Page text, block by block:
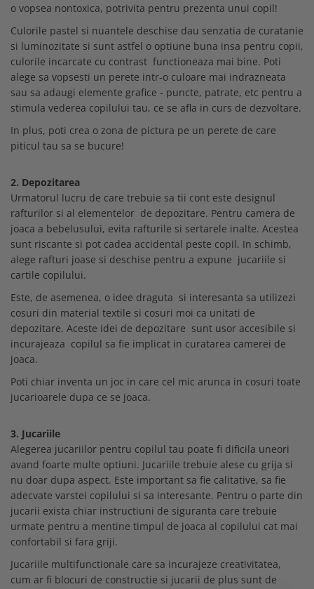
o vopsea nontoxica, potrivita pentru prezenta unui copil!
Culorile pastel si nuantele deschise dau senzatia de curatanie
si luminozitate si sunt astfel o optiune buna insa pentru copii,
culorile incarcate cu contrast functioneaza mai bine. Poti
alege sa vopsesti un perete intr-o culoare mai indrazneata
sau sa adaugi elemente grafice - puncte, patrate, etc pentru a
stimula vederea copilului tau, ce se afla in curs de dezvoltare.
In plus, poti crea o zona de pictura pe un perete de care
piticul tau sa se bucure!
2. Depozitarea
Urmatorul lucru de care trebuie sa tii cont este designul
rafturilor si al elementelor de depozitare. Pentru camera de
joaca a bebelusului, evita rafturile si sertarele inalte. Acestea
sunt riscante si pot cadea accidental peste copil. In schimb,
alege rafturi joase si deschise pentru a expune jucariile si
cartile copilului.
Este, de asemenea, o idee draguta si interesanta sa utilizezi
cosuri din material textile si cosuri moi ca unitati de
depozitare. Aceste idei de depozitare sunt usor accesibile si
incurajeaza copilul sa fie implicat in curatarea camerei de
joaca.
Poti chiar inventa un joc in care cel mic arunca in cosuri toate
jucarioarele dupa ce se joaca.
3. Jucariile
Alegerea jucariilor pentru copilul tau poate fi dificila uneori
avand foarte multe optiuni. Jucariile trebuie alese cu grija si
nu doar dupa aspect. Este important sa fie calitative, sa fie
adecvate varstei copilului si sa interesante. Pentru o parte din
jucarii exista chiar instructiuni de siguranta care trebuie
urmate pentru a mentine timpul de joaca al copilului cat mai
confortabil si fara griji.
Jucariile multifunctionale care sa incurajeze creativitatea,
cum ar fi blocuri de constructie si jucarii de plus sunt de